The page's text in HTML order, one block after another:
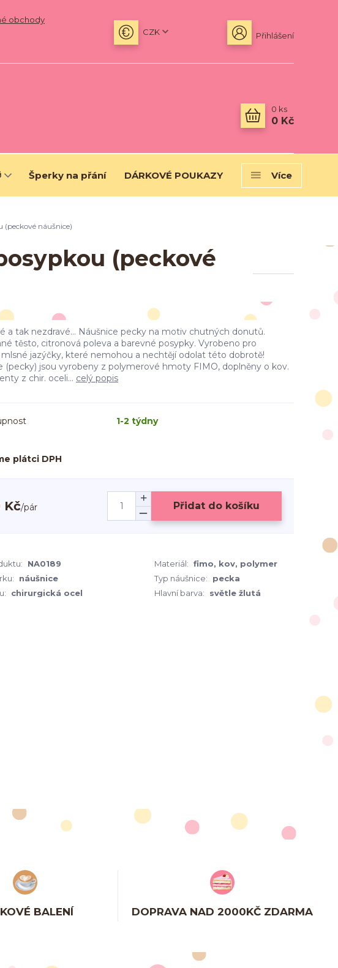
obchody
CZK
Přihlášení
0 ks
0 Kč
Šperky na přání DÁRKOVÉ POUKAZY Více
náušnice)
(peckové
a tak nezdravé... Náušnice pecky na motiv chutných donutů.
těsto, citronová poleva a barevné posypky. Vyrobeno pro
jazýčky, které nemohou a nechtějí odolat této dobrotě!
(pecky) jsou vyrobeny z polymerové hmoty FIMO, doplněny o kov.
z chir. oceli... celý popis
1-2 týdny
plátci DPH
Kč/pár Přidat do košíku
NA0189 Materiál: fimo, kov, polymer
náušnice Typ náušnice:
pecka
chirurgická ocel Hlavní barva: světle žlutá
BALENÍ DOPRAVA NAD 2000KČ ZDARMA